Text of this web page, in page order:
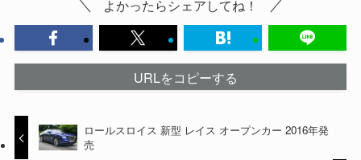
よかったらシェアしてね！
URLをコピーする
ロールスロイス 新型 レイス オープンカー 2016年発
売